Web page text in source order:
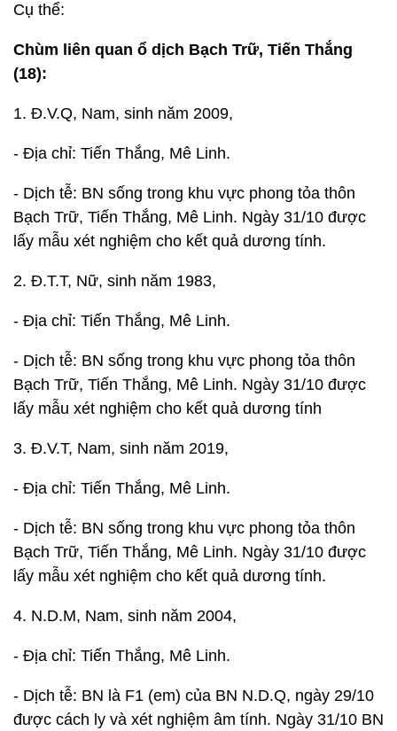
Cụ thể:
Chùm liên quan ổ dịch Bạch Trữ, Tiến Thắng
(18):
1. Đ.V.Q, Nam, sinh năm 2009,
- Địa chỉ: Tiến Thắng, Mê Linh.
- Dịch tễ: BN sống trong khu vực phong tỏa thôn
Bạch Trữ, Tiến Thắng, Mê Linh. Ngày 31/10 được
lấy mẫu xét nghiệm cho kết quả dương tính.
2. Đ.T.T, Nữ, sinh năm 1983,
- Địa chỉ: Tiến Thắng, Mê Linh.
- Dịch tễ: BN sống trong khu vực phong tỏa thôn
Bạch Trữ, Tiến Thắng, Mê Linh. Ngày 31/10 được
lấy mẫu xét nghiệm cho kết quả dương tính
3. Đ.V.T, Nam, sinh năm 2019,
- Địa chỉ: Tiến Thắng, Mê Linh.
- Dịch tễ: BN sống trong khu vực phong tỏa thôn
Bạch Trữ, Tiến Thắng, Mê Linh. Ngày 31/10 được
lấy mẫu xét nghiệm cho kết quả dương tính.
4. N.D.M, Nam, sinh năm 2004,
- Địa chỉ: Tiến Thắng, Mê Linh.
- Dịch tễ: BN là F1 (em) của BN N.D.Q, ngày 29/10
được cách ly và xét nghiệm âm tính. Ngày 31/10 BN